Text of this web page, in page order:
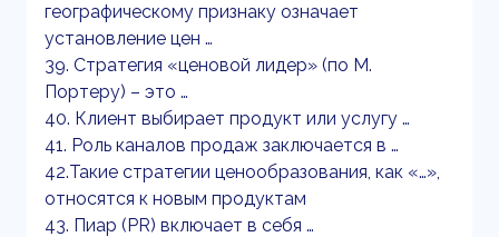
географическому признаку означает
установление цен …
39. Стратегия «ценовой лидер» (по М.
Портеру) – это …
40. Клиент выбирает продукт или услугу …
41. Роль каналов продаж заключается в …
42.Такие стратегии ценообразования, как «…»,
относятся к новым продуктам
43. Пиар (PR) включает в себя …